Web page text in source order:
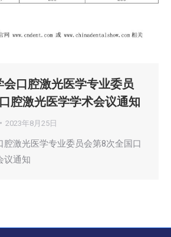
会口腔激光医学专业委员
腔激光医学学术会议通知
2023年8月25日
腔激光医学专业委员会第8次全国口
议通知